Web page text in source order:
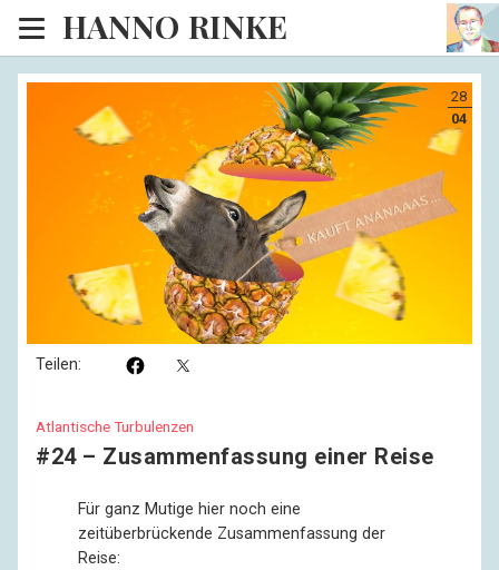
HANNO RINKE
Heim
EISINSEL
Sonntagspredigten
Blog
Lesesaal
Hörsaal
Kinosaal
Teilen:
28
04
Atlantische Turbulenzen
#24 – Zusammenfassung einer Reise
Für ganz Mutige hier noch eine
zeitüberbrückende Zusammenfassung der
Reise: